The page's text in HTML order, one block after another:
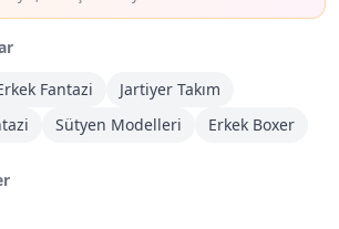
Fantazi
Jartiyer Takım
Sütyen Modelleri Erkek Boxer
Şimdi Al